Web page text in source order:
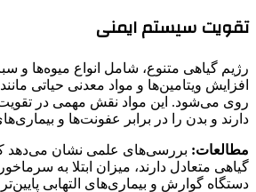
تقویت سیستم ایمنی
رژیم گیاهی متنوع، شامل انواع میوه‌ها و
روی می‌شود. این مواد نقش مهمی در
دارند و بدن را در برابر عفونت‌ها و
مطالعات: بررسی‌های علمی نشان می‌دهد
گیاهی متعادل دارند، میزان ابتلا به
دستگاه گوارش و بیماری‌های التهابی